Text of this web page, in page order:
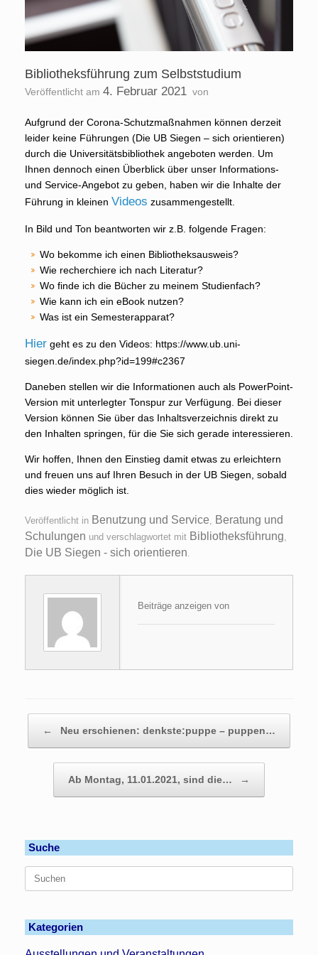
Bibliotheksführung zum Selbststudium
Veröffentlicht am 4. Februar 2021 von
Aufgrund der Corona-Schutzmaßnahmen können derzeit
leider keine Führungen (Die UB Siegen – sich orientieren)
durch die Universitätsbibliothek angeboten werden. Um
Ihnen dennoch einen Überblick über unser Informations-
und Service-Angebot zu geben, haben wir die Inhalte der
Führung in kleinen Videos zusammengestellt.
In Bild und Ton beantworten wir z.B. folgende Fragen:
Wo bekomme ich einen Bibliotheksausweis?
Wie recherchiere ich nach Literatur?
Wo finde ich die Bücher zu meinem Studienfach?
Wie kann ich ein eBook nutzen?
Was ist ein Semesterapparat?
Hier geht es zu den Videos: https://www.ub.uni-
siegen.de/index.php?id=199#c2367
Daneben stellen wir die Informationen auch als PowerPoint-
Version mit unterlegter Tonspur zur Verfügung. Bei dieser
Version können Sie über das Inhaltsverzeichnis direkt zu
den Inhalten springen, für die Sie sich gerade interessieren.
Wir hoffen, Ihnen den Einstieg damit etwas zu erleichtern
und freuen uns auf Ihren Besuch in der UB Siegen, sobald
dies wieder möglich ist.
Veröffentlicht in Benutzung und Service, Beratung und
Schulungen und verschlagwortet mit Bibliotheksführung,
Die UB Siegen - sich orientieren.
Beiträge anzeigen von
← Neu erschienen: denkste:puppe – puppen…
Ab Montag, 11.01.2021, sind die… →
Suche
Suchen
Kategorien